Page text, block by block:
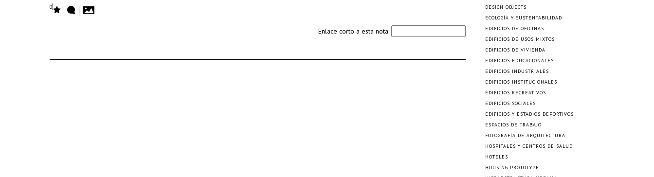
0
Enlace corto a esta nota:
DESIGN OBJECTS
ECOLOGÍA Y SUSTENTABILIDAD
EDIFICIOS DE OFICINAS
EDIFICIOS DE USOS MIXTOS
EDIFICIOS DE VIVIENDA
EDIFICIOS EDUCACIONALES
EDIFICIOS INDUSTRIALES
EDIFICIOS INSTITUCIONALES
EDIFICIOS RECREATIVOS
EDIFICIOS SOCIALES
EDIFICIOS Y ESTADIOS DEPORTIVOS
ESPACIOS DE TRABAJO
FOTOGRAFÍA DE ARQUITECTURA
HOSPITALES Y CENTROS DE SALUD
HOTELES
HOUSING PROTOTYPE